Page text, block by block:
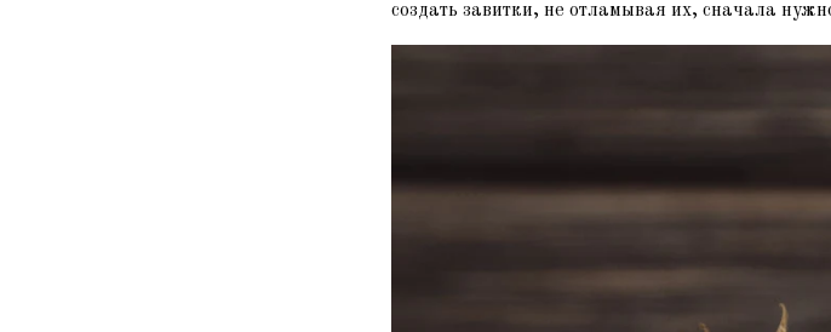
создать завитки, не отламывая их, сначала